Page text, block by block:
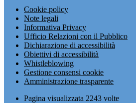
Cookie policy
Note legali
Informativa Privacy
Ufficio Relazioni con il Pubblico
Dichiarazione di accessibilità
Obiettivi di accessibilità
Whistleblowing
Gestione consensi cookie
Amministrazione trasparente
Pagina visualizzata 2243 volte